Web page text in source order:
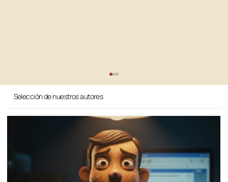
¿Qué cambia entre SEO y AIO?
Selección de nuestros autores